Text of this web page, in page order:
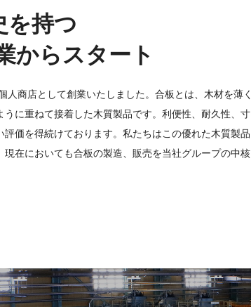
を持つ
からスタート
人商店として創業いたしました。合板とは、木材を薄く
に重ねて接着した木質製品です。利便性、耐久性、寸
価を得続けております。私たちはこの優れた木質製品
現在においても合板の製造、販売を当社グループの中核